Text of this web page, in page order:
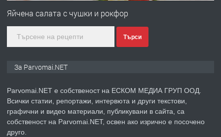
преди 1 година
ПРЕДЛАГА Уроци по Математика
Яйчена салата с чушки и рокфор
Търси
За Parvomai.NET
Parvomai.NET е собственост на ЕСКОМ МЕДИА ГРУП ООД.
Всички статии, репортажи, интервюта и други текстови,
графични и видео материали, публикувани в сайта, са
собственост на Parvomai.NET, освен ако изрично е посочено
друго.